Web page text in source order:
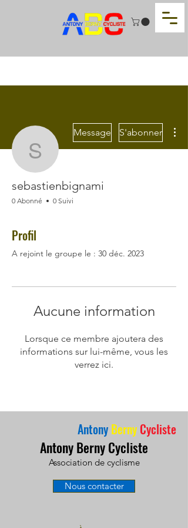
sebastienbignami
Message S'abonner
sebastienbignami
0 Abonné 0 Suivi
Profil
A rejoint le groupe le : 30 déc. 2023
Aucune information
Lorsque ce membre ajoutera des
informations sur lui-même, vous les
verrez ici.
Antony Berny Cycliste
Antony Berny Cycliste
Association de cyclisme
Nous contacter